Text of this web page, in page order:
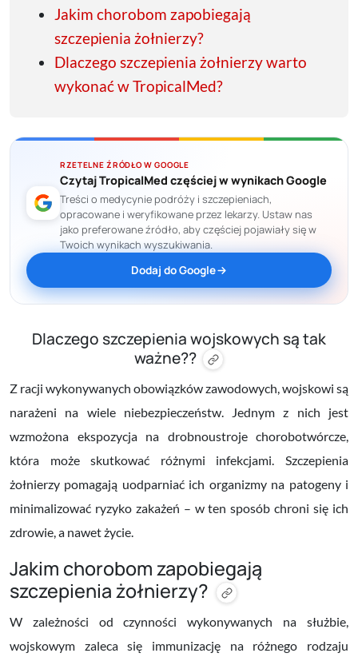
Jakim chorobom zapobiegają
szczepienia żołnierzy?
Dlaczego szczepienia żołnierzy warto
wykonać w TropicalMed?
RZETELNE ŹRÓDŁO W GOOGLE
Czytaj TropicalMed częściej w wynikach Google
Treści o medycynie podróży i szczepieniach,
opracowane i weryfikowane przez lekarzy. Ustaw nas
jako preferowane źródło, aby częściej pojawiały się w
Twoich wynikach wyszukiwania.
Dodaj do Google
Dlaczego szczepienia wojskowych są tak
ważne??
Z racji wykonywanych obowiązków zawodowych, wojskowi są
narażeni na wiele niebezpieczeństw. Jednym z nich jest
wzmożona ekspozycja na drobnoustroje chorobotwórcze,
która może skutkować różnymi infekcjami. Szczepienia
żołnierzy pomagają uodparniać ich organizmy na patogeny i
minimalizować ryzyko zakażeń – w ten sposób chroni się ich
zdrowie, a nawet życie.
Jakim chorobom zapobiegają
szczepienia żołnierzy?
W zależności od czynności wykonywanych na służbie,
wojskowym zaleca się immunizację na różnego rodzaju